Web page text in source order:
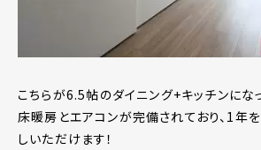
こちらが6.5帖のダイニング+キッチンにな
床暖房とエアコンが完備されており、1年
しいただけます！